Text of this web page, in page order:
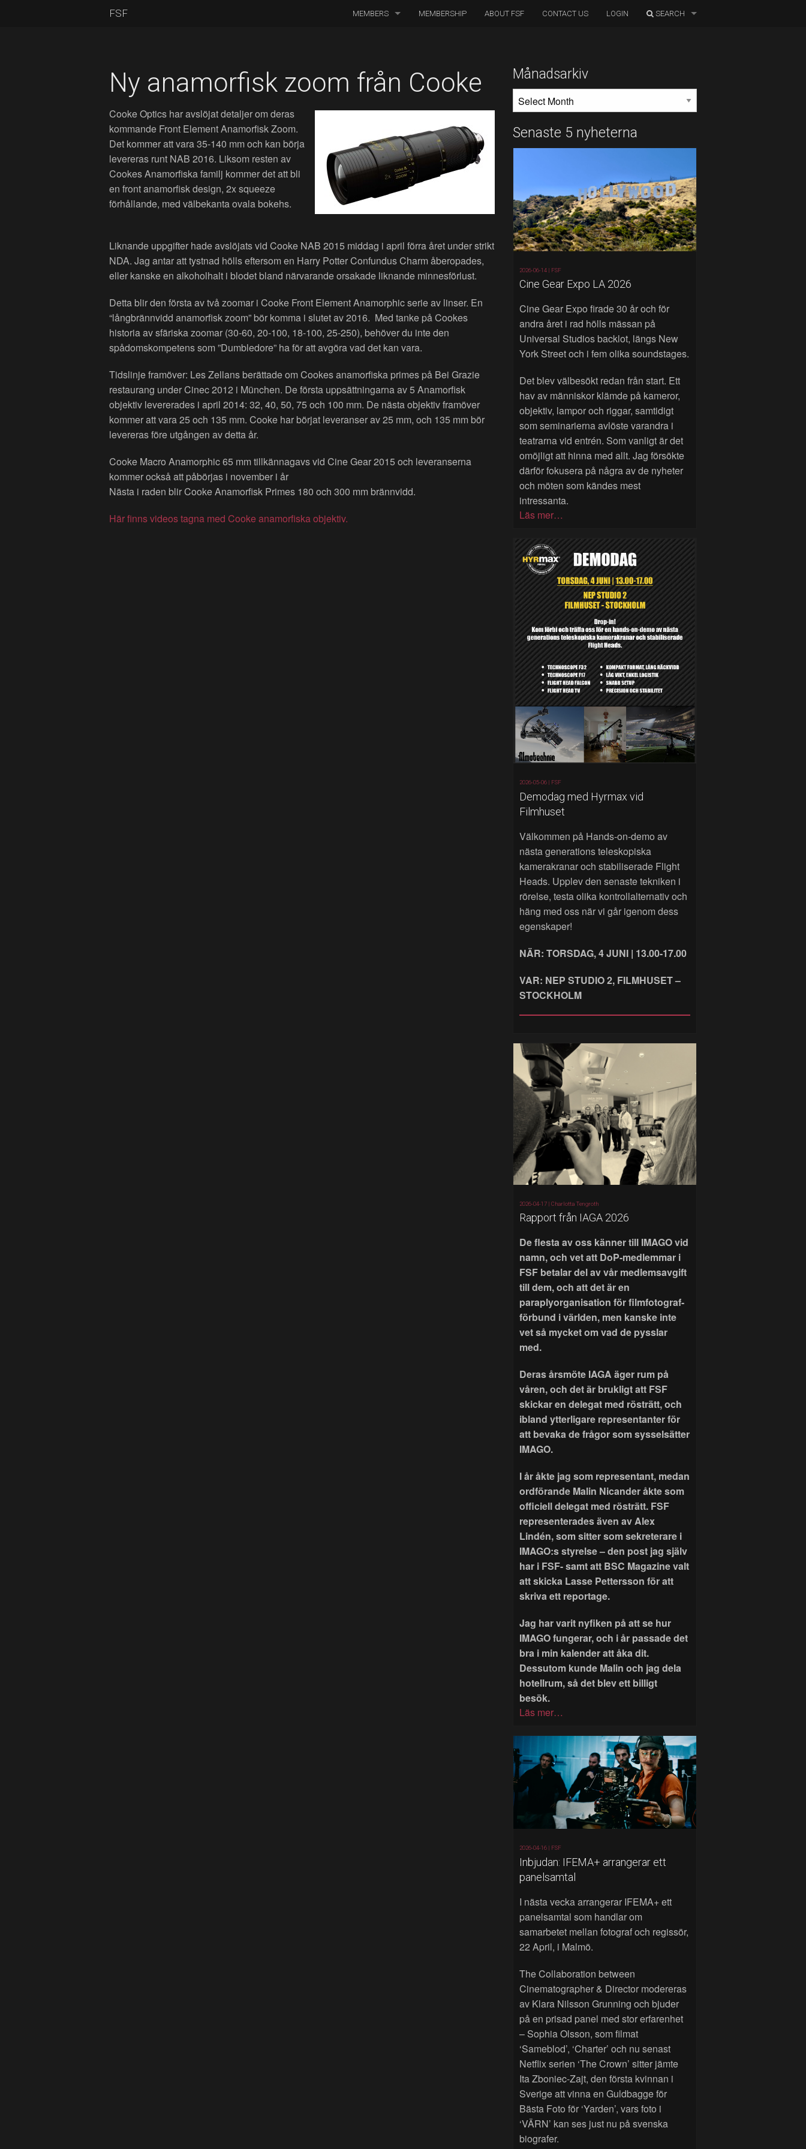
FSF MEMBERS
ASSOCIATED MEMBERS
BOARD MEMBERS
IN MEMORIAM
MEMBERSHIP ABOUT FSF CONTACT US LOGIN SEARCH
Ny anamorfisk zoom från Cooke
Cooke Optics har avslöjat detaljer om deras
kommande Front Element Anamorfisk Zoom.
Det kommer att vara 35-140 mm och kan börja
levereras runt NAB 2016. Liksom resten av
Cookes Anamorfiska familj kommer det att bli
en front anamorfisk design, 2x squeeze
förhållande, med välbekanta ovala bokehs.
Liknande uppgifter hade avslöjats vid Cooke NAB 2015 middag i april förra året under strikt
NDA. Jag antar att tystnad hölls eftersom en Harry Potter Confundus Charm åberopades,
eller kanske en alkoholhalt i blodet bland närvarande orsakade liknande minnesförlust.
Detta blir den första av två zoomar i Cooke Front Element Anamorphic serie av linser. En
“långbrännvidd anamorfisk zoom” bör komma i slutet av 2016. Med tanke på Cookes
historia av sfäriska zoomar (30-60, 20-100, 18-100, 25-250), behöver du inte den
spådomskompetens som ”Dumbledore” ha för att avgöra vad det kan vara.
Tidslinje framöver: Les Zellans berättade om Cookes anamorfiska primes på Bei Grazie
restaurang under Cinec 2012 i München. De första uppsättningarna av 5 Anamorfisk
objektiv levererades i april 2014: 32, 40, 50, 75 och 100 mm. De nästa objektiv framöver
kommer att vara 25 och 135 mm. Cooke har börjat leveranser av 25 mm, och 135 mm bör
levereras före utgången av detta år.
Cooke Macro Anamorphic 65 mm tillkännagavs vid Cine Gear 2015 och leveranserna
kommer också att påbörjas i november i år
Nästa i raden blir Cooke Anamorfisk Primes 180 och 300 mm brännvidd.
Här finns videos tagna med Cooke anamorfiska objektiv.
Månadsarkiv
Senaste 5 nyheterna
2026-06-14 | FSF
Cine Gear Expo LA 2026
Cine Gear Expo firade 30 år och för
andra året i rad hölls mässan på
Universal Studios backlot, längs New
York Street och i fem olika soundstages.
Det blev välbesökt redan från start. Ett
hav av människor klämde på kameror,
objektiv, lampor och riggar, samtidigt
som seminarierna avlöste varandra i
teatrarna vid entrén. Som vanligt är det
omöjligt att hinna med allt. Jag försökte
därför fokusera på några av de nyheter
och möten som kändes mest
intressanta.
Läs mer…
2026-05-06 | FSF
Demodag med Hyrmax vid
Filmhuset
Välkommen på Hands‑on‑demo av
nästa generations teleskopiska
kamerakranar och stabiliserade Flight
Heads. Upplev den senaste tekniken i
rörelse, testa olika kontrollalternativ och
häng med oss när vi går igenom dess
egenskaper!
NÄR: TORSDAG, 4 JUNI | 13.00-17.00
VAR: NEP STUDIO 2, FILMHUSET –
STOCKHOLM
2026-04-17 |Charlotta Tengroth
Rapport från IAGA 2026
De flesta av oss känner till IMAGO vid
namn, och vet att DoP-medlemmar i
FSF betalar del av vår medlemsavgift
till dem, och att det är en
paraplyorganisation för filmfotograf-
förbund i världen, men kanske inte
vet så mycket om vad de pysslar
med.
Deras årsmöte IAGA äger rum på
våren, och det är brukligt att FSF
skickar en delegat med rösträtt, och
ibland ytterligare representanter för
att bevaka de frågor som sysselsätter
IMAGO.
I år åkte jag som representant, medan
ordförande Malin Nicander åkte som
officiell delegat med rösträtt. FSF
representerades även av Alex
Lindén, som sitter som sekreterare i
IMAGO:s styrelse – den post jag själv
har i FSF- samt att BSC Magazine valt
att skicka Lasse Pettersson för att
skriva ett reportage.
Jag har varit nyfiken på att se hur
IMAGO fungerar, och i år passade det
bra i min kalender att åka dit.
Dessutom kunde Malin och jag dela
hotellrum, så det blev ett billigt
besök.
Läs mer…
2026-04-16 | FSF
Inbjudan: IFEMA+ arrangerar ett
panelsamtal
I nästa vecka arrangerar IFEMA+ ett
panelsamtal som handlar om
samarbetet mellan fotograf och regissör,
22 April, i Malmö.
The Collaboration between
Cinematographer & Director modereras
av Klara Nilsson Grunning och bjuder
på en prisad panel med stor erfarenhet
– Sophia Olsson, som filmat
‘Sameblod’, ‘Charter’ och nu senast
Netflix serien ‘The Crown’ sitter jämte
Ita Zboniec-Zajt, den första kvinnan i
Sverige att vinna en Guldbagge för
Bästa Foto för ‘Yarden’, vars foto i
‘VÄRN’ kan ses just nu på svenska
biografer.